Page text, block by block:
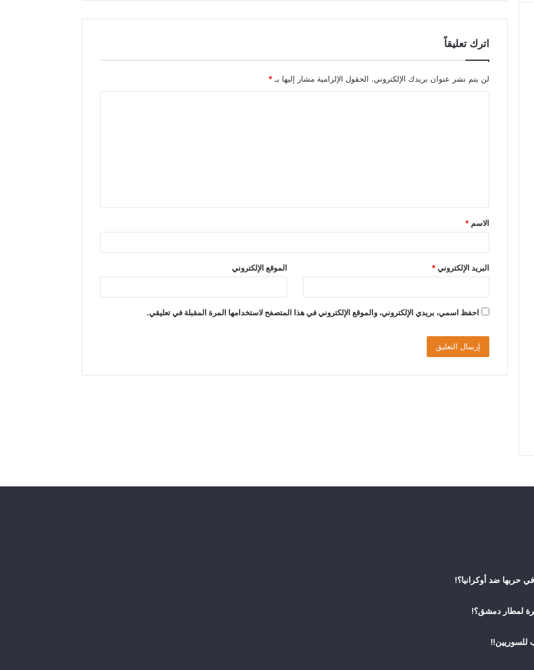
اترك تعليقاً
لن يتم نشر عنوان بريدك الإلكتروني. الحقول الإلزامية مشار إليها بـ*
ق
*
الاسم *
البريد الإلكتروني* الموقع الإلكتروني
احفظ اسمي، بريدي الإلكتروني، والموقع الإلكتروني في هذا المتصفح لاستخدامها المرة المقبلة في تعليقي.
حربها ضد أوكرانيا؟!
لمطار دمشق؟!
للسوريين!!